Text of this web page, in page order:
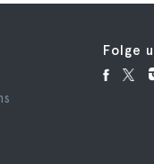
Folge